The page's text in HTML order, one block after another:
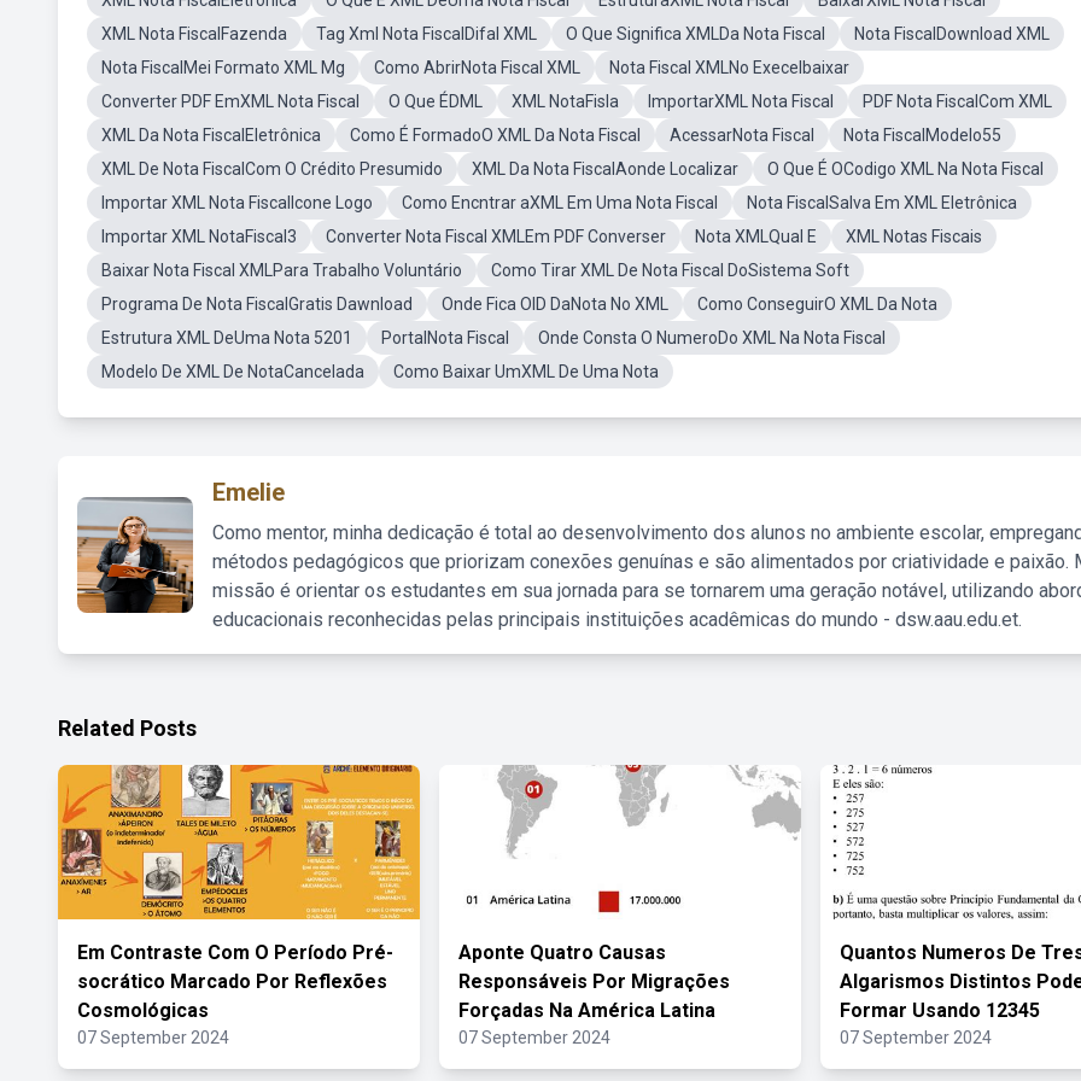
XML Nota FiscalFazenda
Tag Xml Nota FiscalDifal XML O Que Significa XMLDa Nota Fiscal
Nota FiscalDownload XML
Nota FiscalMei Formato XML Mg
Como AbrirNota Fiscal XML
Nota Fiscal XMLNo Execelbaixar
Converter PDF EmXML Nota Fiscal
O Que ÉDML XML NotaFisla ImportarXML Nota Fiscal
PDF Nota FiscalCom XML
XML Da Nota FiscalEletrônica
Como É FormadoO XML Da Nota Fiscal AcessarNota Fiscal
Nota FiscalModelo55
XML De Nota FiscalCom O Crédito Presumido
XML Da Nota FiscalAonde Localizar
O Que É OCodigo XML Na Nota Fiscal
Importar XML Nota FiscalIcone Logo
Como Encntrar aXML Em Uma Nota Fiscal
Nota FiscalSalva Em XML Eletrônica
Importar XML NotaFiscal3
Converter Nota Fiscal XMLEm PDF Converser Nota XMLQual E
XML Notas Fiscais
Baixar Nota Fiscal XMLPara Trabalho Voluntário
Como Tirar XML De Nota Fiscal DoSistema Soft
Programa De Nota FiscalGratis Dawnload
Onde Fica OID DaNota No XML
Como ConseguirO XML Da Nota
Estrutura XML DeUma Nota 5201
PortalNota Fiscal
Onde Consta O NumeroDo XML Na Nota Fiscal
Modelo De XML De NotaCancelada
Como Baixar UmXML De Uma Nota
Emelie
Como mentor, minha dedicação é total ao desenvolvimento dos alunos no ambiente escolar,
métodos pedagógicos que priorizam conexões genuínas e são alimentados por criatividade e paixão.
missão é orientar os estudantes em sua jornada para se tornarem uma geração notável, utilizando
educacionais reconhecidas pelas principais instituições acadêmicas do mundo - dsw.aau.edu.et.
Related Posts
Em Contraste Com O Período Pré-
socrático Marcado Por Reflexões
Cosmológicas
07 September 2024
Aponte Quatro Causas
Responsáveis Por Migrações
Forçadas Na América Latina
07 September 2024
Quantos Numeros De
Algarismos Distintos
Formar Usando 12345
07 September 2024